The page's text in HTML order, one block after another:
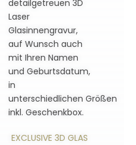
detailgetreuen 3D
Laser
Glasinnengravur,
auf Wunsch auch
mit Ihren Namen
und Geburtsdatum,
in
unterschiedlichen Größen
inkl. Geschenkbox.
EXCLUSIVE 3D GLAS